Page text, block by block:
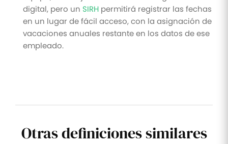
digital, pero un SIRH permitirá registrar las fechas
en un lugar de fácil acceso, con la asignación de
vacaciones anuales restante en los datos de ese
empleado.
Otras definiciones similares